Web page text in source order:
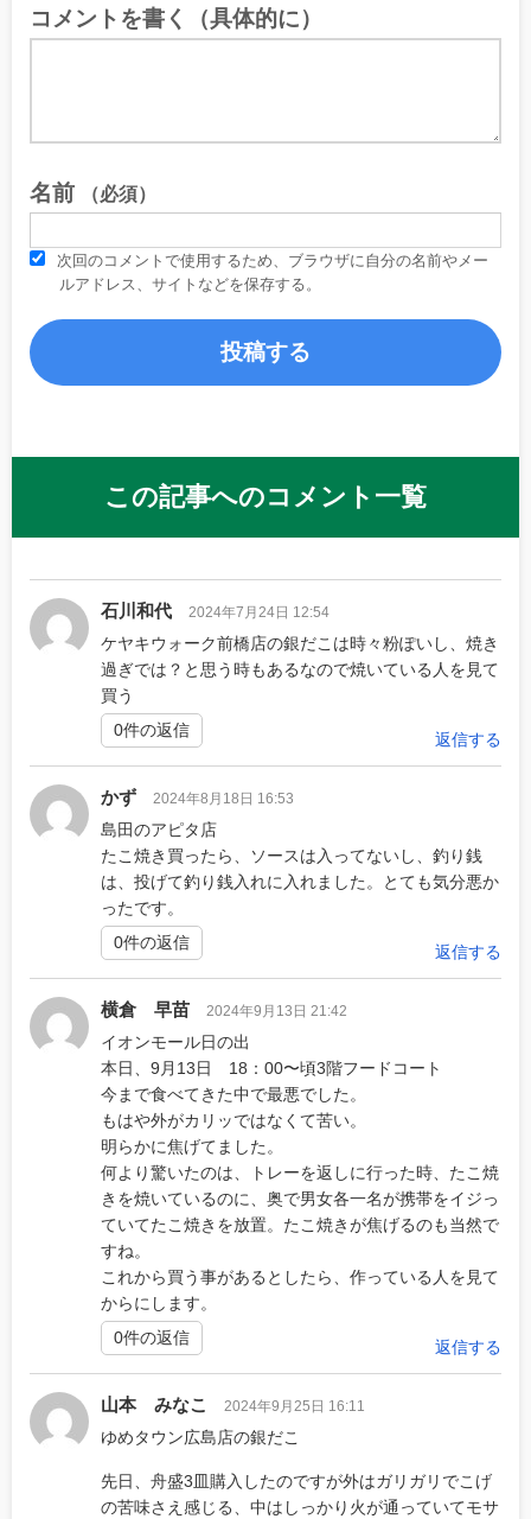
コメントを書く（具体的に）
名前 （必須）
次回のコメントで使用するため、ブラウザに自分の名前やメー
ルアドレス、サイトなどを保存する。
この記事へのコメント一覧
石川和代 2024年7月24日 12:54
ケヤキウォーク前橋店の銀だこは時々粉ぽいし、焼き
過ぎでは？と思う時もあるなので焼いている人を見て
買う
返信する
0件の返信
かず 2024年8月18日 16:53
島田のアピタ店
たこ焼き買ったら、ソースは入ってないし、釣り銭
は、投げて釣り銭入れに入れました。とても気分悪か
ったです。
返信する
0件の返信
横倉 早苗 2024年9月13日 21:42
イオンモール日の出
本日、9月13日 18：00〜頃3階フードコート
今まで食べてきた中で最悪でした。
もはや外がカリッではなくて苦い。
明らかに焦げてました。
何より驚いたのは、トレーを返しに行った時、たこ焼
きを焼いているのに、奥で男女各一名が携帯をイジっ
ていてたこ焼きを放置。たこ焼きが焦げるのも当然で
すね。
これから買う事があるとしたら、作っている人を見て
からにします。
返信する
0件の返信
山本 みなこ 2024年9月25日 16:11
ゆめタウン広島店の銀だこ
先日、舟盛3皿購入したのですが外はガリガリでこげ
の苦味さえ感じる、中はしっかり火が通っていてモサ